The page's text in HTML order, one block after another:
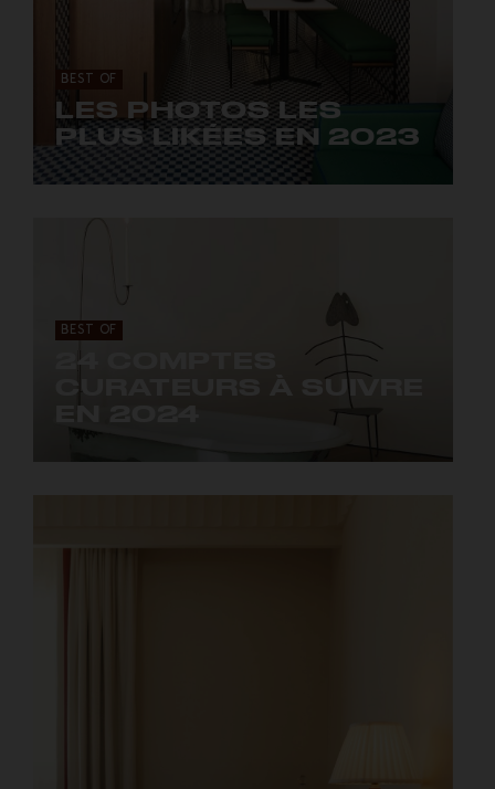
BEST OF
LES PHOTOS LES
PLUS LIKÉES EN 2023
Rendez-vous sur @goodmoods !
BEST OF
24 COMPTES
CURATEURS À SUIVRE
EN 2024